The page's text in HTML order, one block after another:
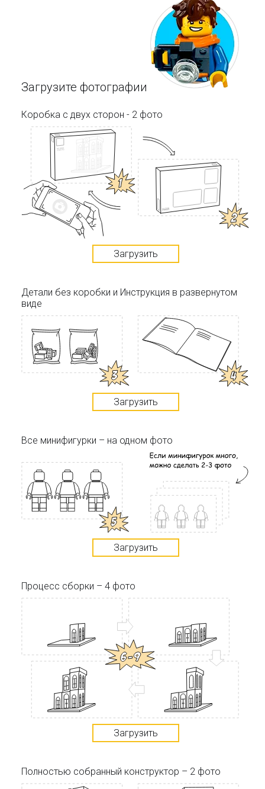
Загрузите фотографии
Коробка с двух сторон - 2 фото
Загрузить
Детали без коробки и Инструкция в развернутом
виде
Загрузить
Все минифигурки – на одном фото
Загрузить
Процесс сборки – 4 фото
Загрузить
Полностью собранный конструктор – 2 фото